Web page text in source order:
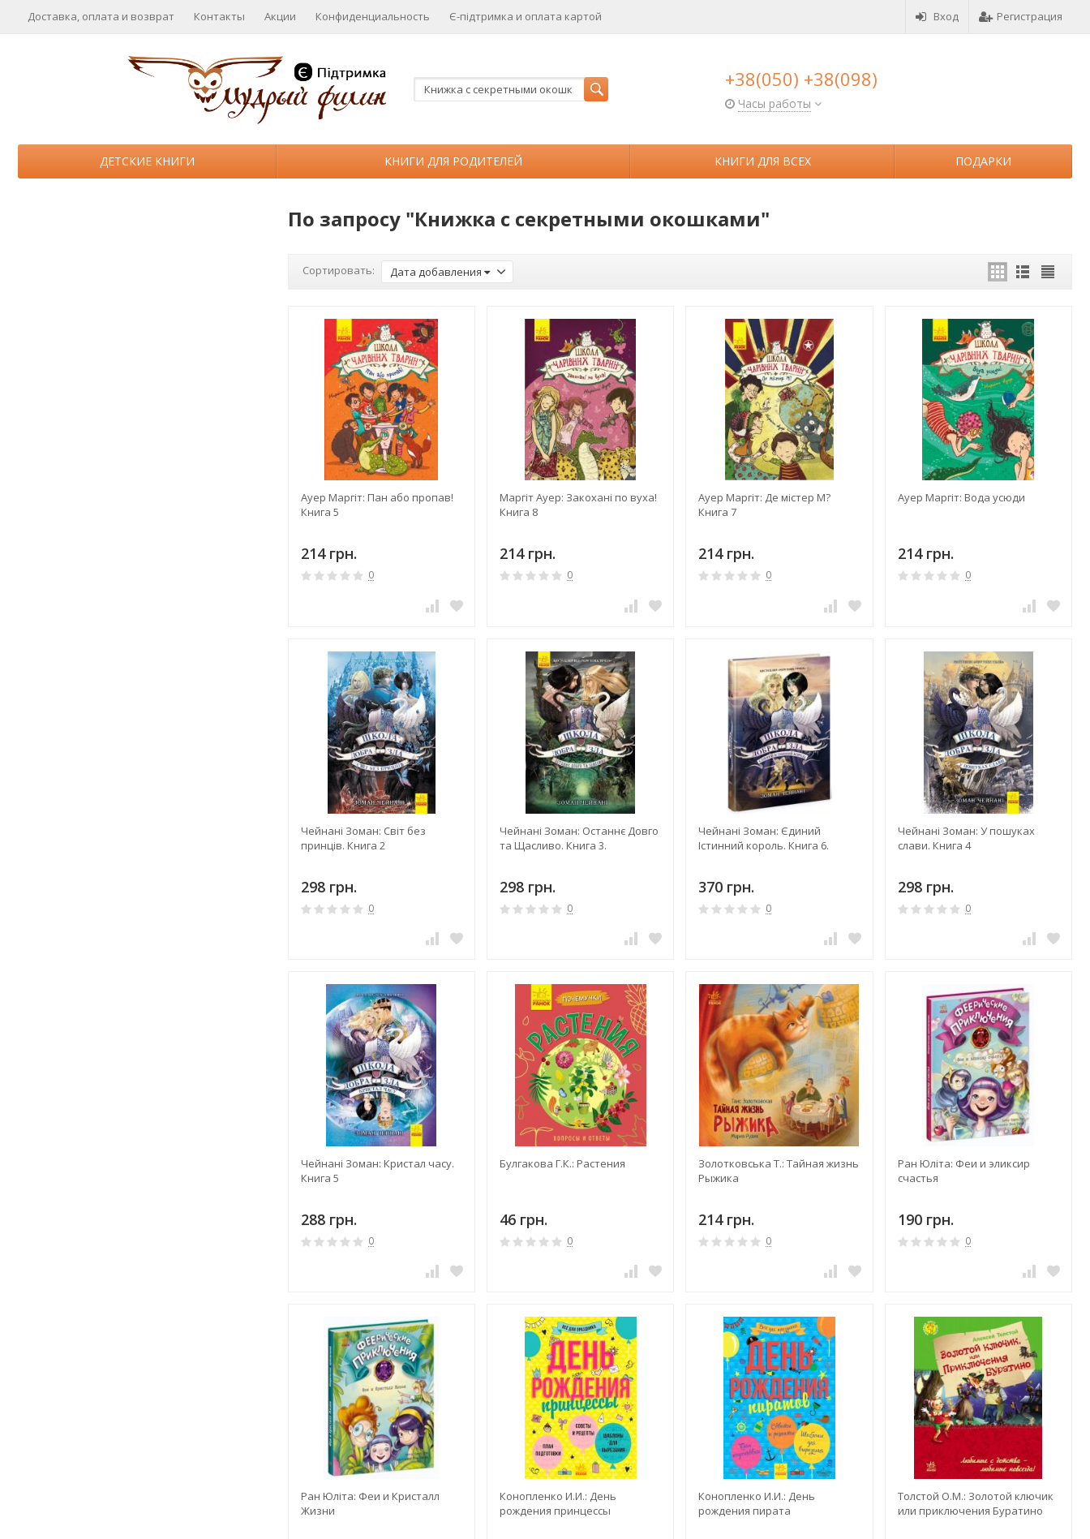
Вход Регистрация
Доставка, оплата и возврат Контакты Акции Конфиденциальность Є-підтримка и оплата картой
+38(050) +38(098)
Часы работы
ДЕТСКИЕ КНИГИ КНИГИ ДЛЯ РОДИТЕЛЕЙ КНИГИ ДЛЯ ВСЕХ ПОДАРКИ
По запросу "Книжка с секретными окошками"
Сортировать: Дата добавления
Ауер Маргіт: Пан або пропав!
Книга 5
214 грн.
0
Маргіт Ауер: Закохані по вуха!
Книга 8
214 грн.
0
Ауер Маргіт: Де містер М?
Книга 7
214 грн.
0
Ауер Маргіт: Вода усюди
214 грн.
0
Чейнані Зоман: Світ без
принців. Книга 2
298 грн.
0
Чейнані Зоман: Останнє Довго
та Щасливо. Книга 3.
298 грн.
0
Чейнані Зоман: Єдиний
Істинний король. Книга 6.
370 грн.
0
Чейнані Зоман: У пошуках
слави. Книга 4
298 грн.
0
Чейнані Зоман: Кристал часу.
Книга 5
288 грн.
0
Булгакова Г.К.: Растения
46 грн.
0
Золотковська Т.: Тайная жизнь
Рыжика
214 грн.
0
Ран Юліта: Феи и эликсир
счастья
190 грн.
0
Ран Юліта: Феи и Кристалл
Жизни
Конопленко И.И.: День
рождения принцессы
Конопленко И.И.: День
рождения пирата
Толстой О.М.: Золотой ключик
или приключения Буратино